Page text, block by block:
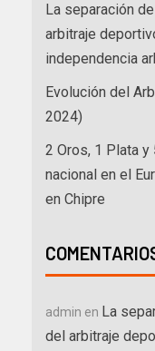
La separación
arbitraje
independencia
Evolución del
2024)
2 Oros, 1 Plata
nacional en el
en Chipre
admin en La
del arbitraje